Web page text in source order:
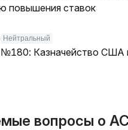
повышения ставок
Нейтральный
Казначейство США
вопросы о